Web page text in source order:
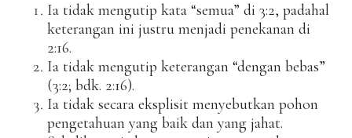
Ia tidak mengutip kata “semua” di 3:2, padahal
keterangan ini justru menjadi penekanan di
2:16.
Ia tidak mengutip keterangan “dengan bebas”
(3:2; bdk. 2:16).
Ia tidak secara eksplisit menyebutkan pohon
pengetahuan yang baik dan yang jahat.